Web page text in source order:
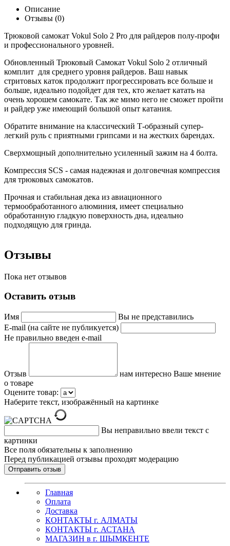
Описание
Отзывы (0)
Трюковой самокат Vokul Solo 2 Pro для райдеров полу-профи
и профессионального уровней.
Обновленный Трюковый Самокат Vokul Solo 2 отличный
комплит для среднего уровня райдеров. Ваш навык
стритовых каток продолжит прогрессировать все больше и
больше, идеально подойдет для тех, кто желает катать на
очень хорошем самокате. Так же мимо него не сможет пройти
и райдер уже имеющий большой опыт катания.
Обратите внимание на классический Т-образный супер-
легкий руль с приятными грипсами и на жестких барендах.
Сверхмощный дополнительно усиленный зажим на 4 болта.
Компрессия SCS - самая надежная и долговечная компрессия
для трюковых самокатов.
Прочная и стабильная дека из авиационного
термообработанного алюминия, имеет специально
обработанную гладкую поверхность дна, идеально
подходящую для гринда.
Отзывы
Пока нет отзывов
Оставить отзыв
Имя
Вы не представились
E-mail (на сайте не публикуется)
Не правильно введен e-mail
Отзыв
нам интересно Ваше мнение
о товаре
Оцените товар:
Наберите текст, изображённый на картинке
Вы неправильно ввели текст с
картинки
Все поля обязательны к заполнению
Перед публикацией отзывы проходят модерацию
Главная
Оплата
Доставка
КОНТАКТЫ г. АЛМАТЫ
КОНТАКТЫ г. АСТАНА
МАГАЗИН в г. ШЫМКЕНТЕ